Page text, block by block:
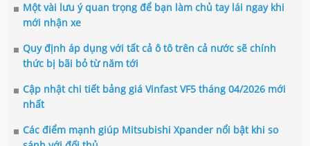
Một vài lưu ý quan trọng để bạn làm chủ tay lái ngay khi
mới nhận xe
Quy định áp dụng với tất cả ô tô trên cả nước sẽ chính
thức bị bãi bỏ từ năm tới
Cập nhật chi tiết bảng giá Vinfast VF5 tháng 04/2026 mới
nhất
Các điểm mạnh giúp Mitsubishi Xpander nổi bật khi so